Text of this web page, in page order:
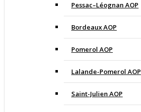
Pessac–Léognan AOP
Bordeaux AOP
Pomerol AOP
Lalande-Pomerol AOP
Saint-Julien AOP